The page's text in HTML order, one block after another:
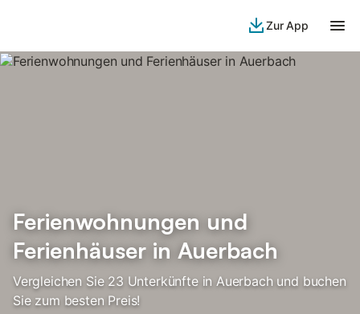
Zur App
Ferienwohnungen und
Ferienhäuser in Auerbach
Vergleichen Sie 23 Unterkünfte in Auerbach und buchen
Sie zum besten Preis!